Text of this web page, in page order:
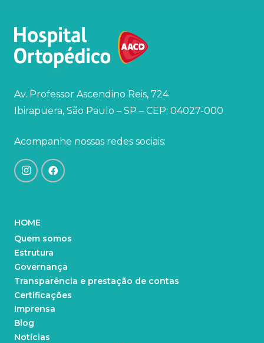
Av. Professor Ascendino Reis, 724
Ibirapuera, São Paulo – SP – CEP: 04027-000
Acompanhe nossas redes sociais:
HOME
Quem somos
Estrutura
Governança
Transparência e prestação de contas
Certificações
Imprensa
Blog
Notícias